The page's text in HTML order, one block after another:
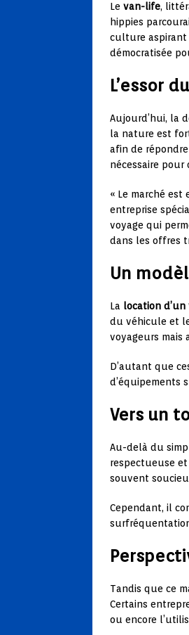
Le van-life,
hippies
culture aspirant
démocratisée
L’essor
Aujourd’hui, la
la nature est
afin de
nécessaire pour
« Le marché est
entreprise
voyage qui
dans les offres
Un
La location
du véhicule et
voyageurs mais
D’autant que
d’équipements
Vers un
Au-delà du
respectueuse
souvent
Cependant, il
Tandis que ce
Certains
ou encore